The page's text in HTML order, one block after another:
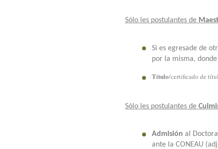
Sólo les postulantes de
Si es egresade de
por la misma,
Título/certificado de
Sólo les postulantes de
Admisión al
ante la CONEAU